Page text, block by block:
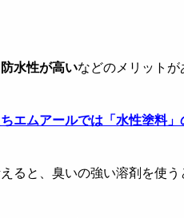
水性が高いなどのメリットが
エムアールでは「水性塗料」
ると、臭いの強い溶剤を使う